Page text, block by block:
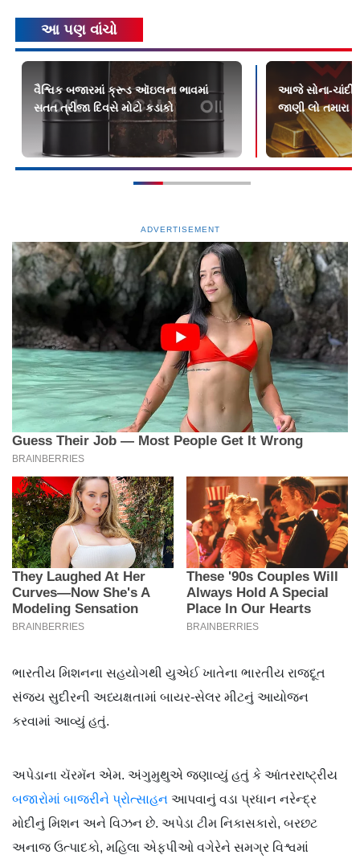
આ પણ વાંચો
વૈશ્વિક બજારમાં ક્રૂડ ઑઇલના ભાવમાં
સતત ત્રીજા દિવસે મોટો કડાકો
આજે સોના-
જાણી લો તમારા
ADVERTISEMENT
ભારતીય મિશનના સહયોગથી યુએઈ ખાતેના ભારતીય રાજદૂત
સંજય સુદીરની અધ્યક્ષતામાં બાયર-સેલર મીટનું આયોજન
કરવામાં આવ્યું હતું.
અપેડાના ચૅરમૅન એમ. અંગુમુથુએ જણાવ્યું હતું કે આંતરરાષ્ટ્રીય
બજારોમાં બાજરીને પ્રોત્સાહન આપવાનું વડા પ્રધાન નરેન્દ્ર
મોદીનું મિશન અને વિઝન છે. અપેડા ટીમ નિકાસકારો, બરછટ
અનાજ ઉત્પાદકો, મહિલા એફપીઓ વગેરેને સમગ્ર વિશ્વમાં